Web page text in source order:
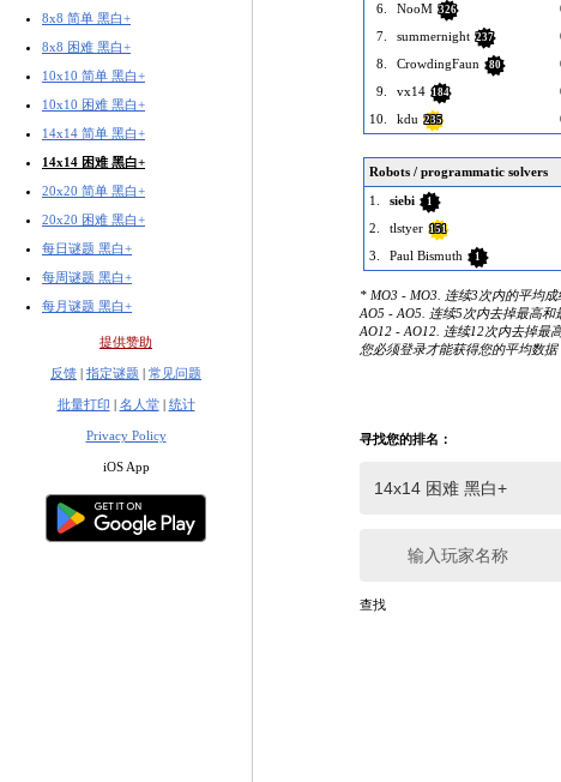
8x8 简单 黑白+
8x8 困难 黑白+
10x10 简单 黑白+
10x10 困难 黑白+
14x14 简单 黑白+
14x14 困难 黑白+
20x20 简单 黑白+
20x20 困难 黑白+
每日谜题 黑白+
每周谜题 黑白+
每月谜题 黑白+
提供赞助
反馈 | 指定谜题 | 常见问题
批量打印 | 名人堂| 统计
Privacy Policy
iOS App
6.
NooM 326
7.
summernight 237
8.
CrowdingFaun 80
9.
vx14 184
10.
kdu 235
Robots / programmatic solvers
1.
siebi 1
2.
tlstyer 151
3.
Paul Bismuth 1
* MO3 - MO3. 连续3次内的平均成
AO5 - AO5. 连续5次内去掉最高和
AO12 - AO12. 连续12次内去掉最
您必须登录才能获得您的平均数据
寻找您的排名：
输入玩家名称
查找